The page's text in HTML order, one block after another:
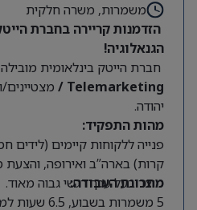
משמרות, משרה חלקית
הזדמנות קריירה בחברת
הגנאלוגיה!
חברת הייטק בינלאומית
/ Telemarketing
יהודה.
מהות התפקיד:
פנייה ללקוחות קיימים (לידים
קרות) בארה”ב ואירופה, והצעת
מוצר בעל ערך רגשי גבוה מאוד.
מתכונת העבודה:
5 משמרות בשבוע, 6.5 שעות למשמרת.